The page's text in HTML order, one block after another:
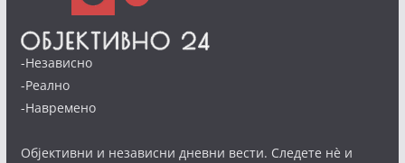
-Независно
-Реално
-Навремено
Објективни и независни дневни вести. Следете нè и